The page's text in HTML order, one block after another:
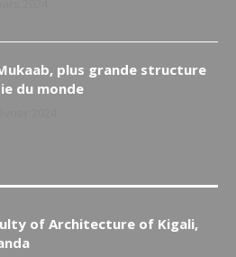
plus grande structure
du monde
of Architecture of Kigali,